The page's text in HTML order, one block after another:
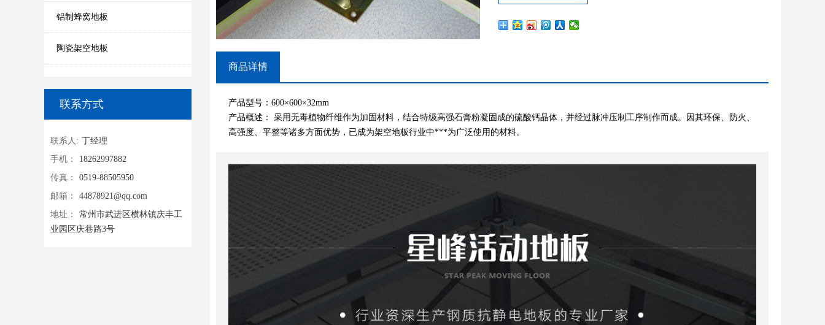
铝制蜂窝地板
陶瓷架空地板
联系方式
联系人: 丁经理
手机：
18262997882
传真：
0519-88505950
邮箱：
44878921@qq.com
地址：
常州市武进区横林镇庆丰工
业园区庆巷路3号
商品详情
产品型号：600×600×32mm
产品概述： 采用无毒植物纤维作为加固材料，结合特级高强石膏粉凝固成的硫酸钙晶体，并经过脉冲压制工序制作而成。因其环保、防火、
高强度、平整等诸多方面优势，已成为架空地板行业中***为广泛使用的材料。